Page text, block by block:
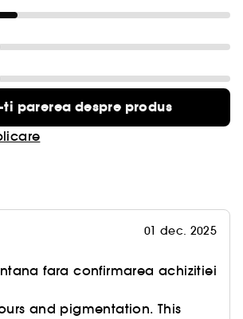
ti parerea despre produs
01 dec. 2025
fara confirmarea achizitiei
and pigmentation. This